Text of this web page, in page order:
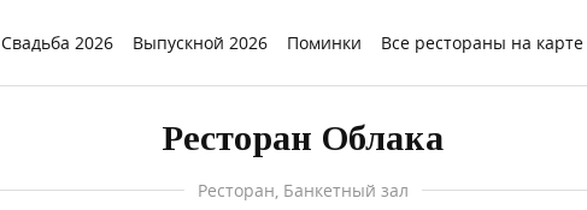
Свадьба 2026 Выпускной 2026 Поминки Все рестораны на карте
Ресторан Облака
Ресторан, Банкетный зал